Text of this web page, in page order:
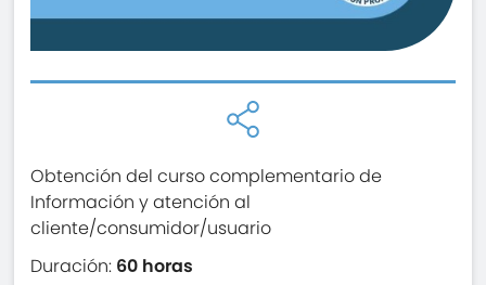
Obtención del curso complementario de
Información y atención al
cliente/consumidor/usuario
Duración: 60 horas